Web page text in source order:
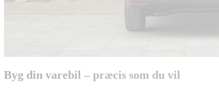
Byg din varebil – præcis som du vil